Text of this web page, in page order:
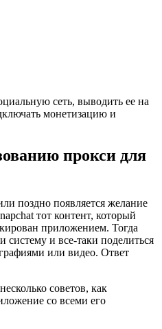
сеть, выводить ее на
монетизацию и
прокси для
поздно появляется желание
тот контент, который
приложением. Тогда
систему и все-таки поделиться
или видео. Ответ
советов, как
со всеми его